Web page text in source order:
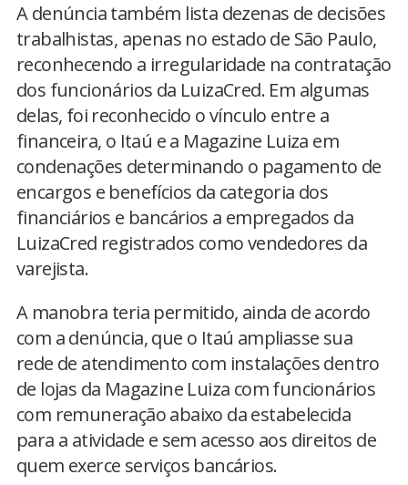
A denúncia também lista dezenas de decisões
trabalhistas, apenas no estado de São Paulo,
reconhecendo a irregularidade na contratação
dos funcionários da LuizaCred. Em algumas
delas, foi reconhecido o vínculo entre a
financeira, o Itaú e a Magazine Luiza em
condenações determinando o pagamento de
encargos e benefícios da categoria dos
financiários e bancários a empregados da
LuizaCred registrados como vendedores da
varejista.
A manobra teria permitido, ainda de acordo
com a denúncia, que o Itaú ampliasse sua
rede de atendimento com instalações dentro
de lojas da Magazine Luiza com funcionários
com remuneração abaixo da estabelecida
para a atividade e sem acesso aos direitos de
quem exerce serviços bancários.